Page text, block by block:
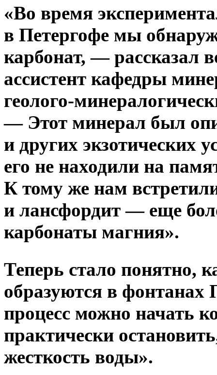
«Во время
в Петергофе мы
карбонат, — рассказал
ассистент кафедры
геолого-
— Этот минерал был
и других экзотических
его не находили на
К тому же нам
и лансфордит — еще
карбонаты магния».
Теперь стало понятно,
образуются в фонтанах
процесс можно начать
практически
жесткость воды».